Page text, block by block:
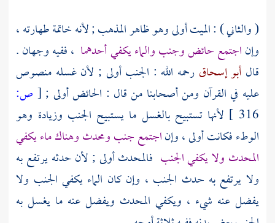
( والثاني ) : الميت أولى وهو ظاهر المذهب ; لأنه خاتمة طهارته ،
وإناجتمع حائض وجنب والماء يكفي أحدهما ، ففيه وجهان .
قال أبو إسحاقرحمه الله : الجنب أولى ; لأن غسله منصوص
عليه في القرآن ومن أصحابنا من قال : الحائض أولى ; [ ص:
316 ]
لأنها تستبيح بالغسل ما يستبيح الجنب وزيادة وهو
الوطء فكانت أولى ، وإناجتمع جنب ومحدث وهناك ماء يكفي
المحدث ولا يكفي الجنب فالمحدث أولى ; لأن حدثه يرتفع به
ولا يرتفع به حدث الجنب ، وإن كان الماء يكفي الجنب ولا
يفضل عنه شيء ، ويكفي المحدث ويفضل عنه ما يغسل به